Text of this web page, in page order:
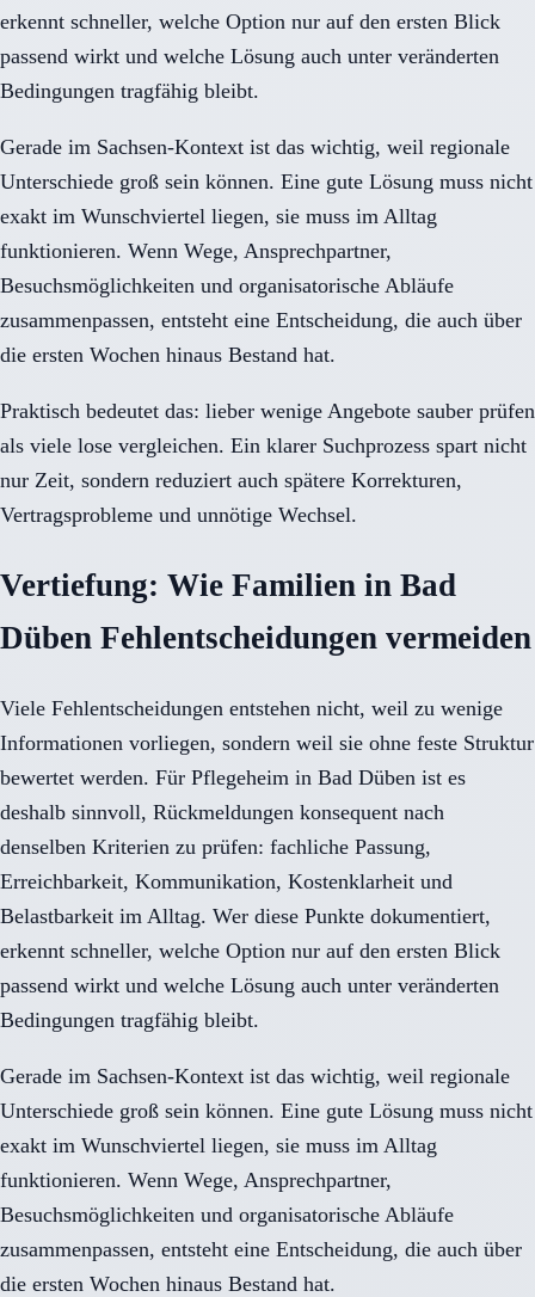
erkennt schneller, welche Option nur auf den ersten Blick
passend wirkt und welche Lösung auch unter veränderten
Bedingungen tragfähig bleibt.
Gerade im Sachsen-Kontext ist das wichtig, weil regionale
Unterschiede groß sein können. Eine gute Lösung muss nicht
exakt im Wunschviertel liegen, sie muss im Alltag
funktionieren. Wenn Wege, Ansprechpartner,
Besuchsmöglichkeiten und organisatorische Abläufe
zusammenpassen, entsteht eine Entscheidung, die auch über
die ersten Wochen hinaus Bestand hat.
Praktisch bedeutet das: lieber wenige Angebote sauber prüfen
als viele lose vergleichen. Ein klarer Suchprozess spart nicht
nur Zeit, sondern reduziert auch spätere Korrekturen,
Vertragsprobleme und unnötige Wechsel.
Vertiefung: Wie Familien in Bad
Düben Fehlentscheidungen vermeiden
Viele Fehlentscheidungen entstehen nicht, weil zu wenige
Informationen vorliegen, sondern weil sie ohne feste Struktur
bewertet werden. Für Pflegeheim in Bad Düben ist es
deshalb sinnvoll, Rückmeldungen konsequent nach
denselben Kriterien zu prüfen: fachliche Passung,
Erreichbarkeit, Kommunikation, Kostenklarheit und
Belastbarkeit im Alltag. Wer diese Punkte dokumentiert,
erkennt schneller, welche Option nur auf den ersten Blick
passend wirkt und welche Lösung auch unter veränderten
Bedingungen tragfähig bleibt.
Gerade im Sachsen-Kontext ist das wichtig, weil regionale
Unterschiede groß sein können. Eine gute Lösung muss nicht
exakt im Wunschviertel liegen, sie muss im Alltag
funktionieren. Wenn Wege, Ansprechpartner,
Besuchsmöglichkeiten und organisatorische Abläufe
zusammenpassen, entsteht eine Entscheidung, die auch über
die ersten Wochen hinaus Bestand hat.